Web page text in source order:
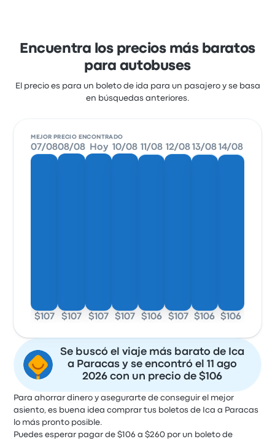
Encuentra los precios más baratos
para autobuses
El precio es para un boleto de ida para un pasajero y se basa
en búsquedas anteriores.
MEJOR PRECIO ENCONTRADO
07/08
$107
08/08
$107
Hoy
$107
10/08
$107
11/08
$106
12/08
$107
13/08
$106
14/08
$106
Se buscó el viaje más barato de Ica
a Paracas y se encontró el 11 ago
2026 con un precio de $106
Para ahorrar dinero y asegurarte de conseguir el mejor
asiento, es buena idea comprar tus boletos de Ica a Paracas
lo más pronto posible.
Puedes esperar pagar de $106 a $260 por un boleto de